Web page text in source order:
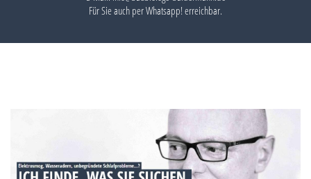
Für Sie auch perWhatsapp!erreichbar.